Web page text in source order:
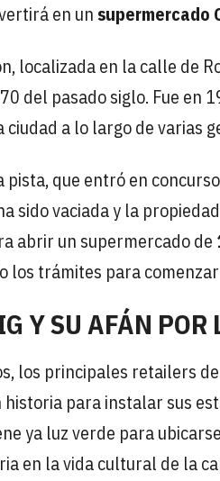
en un supermercado
localizada en la calle de
del pasado siglo. Fue en
ciudad a lo largo de varias
pista, que entró en
sido vaciada y la
abrir un supermercado de
los trámites para
Y SU AFÁN
los principales retailers
historia para instalar sus
ya luz verde para
en la vida cultural de la